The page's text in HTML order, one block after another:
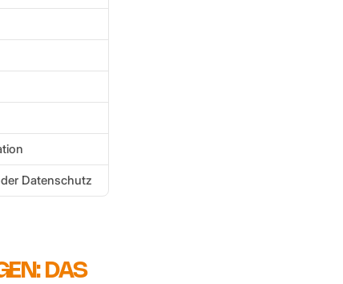
Datenschutz
DAS